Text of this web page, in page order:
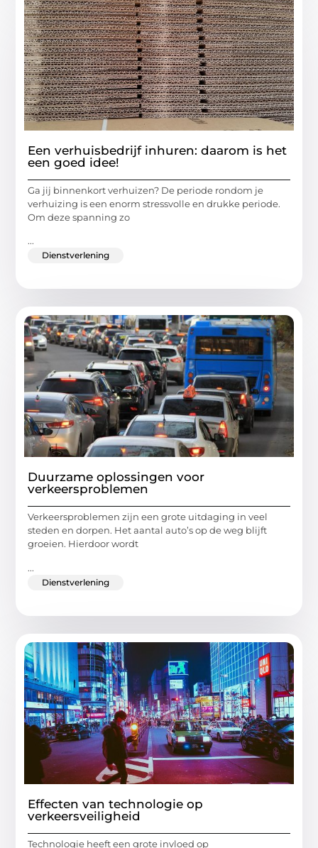
Een verhuisbedrijf inhuren: daarom is het
een goed idee!
Ga jij binnenkort verhuizen? De periode rondom je
verhuizing is een enorm stressvolle en drukke periode.
Om deze spanning zo
...
Dienstverlening
Duurzame oplossingen voor
verkeersproblemen
Verkeersproblemen zijn een grote uitdaging in veel
steden en dorpen. Het aantal auto’s op de weg blijft
groeien. Hierdoor wordt
...
Dienstverlening
Effecten van technologie op
verkeersveiligheid
Technologie heeft een grote invloed op